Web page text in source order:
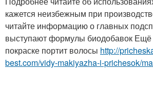
кажется неизбежным при
читайте информацию о главных
выступают формулы биодобавок Ещё
покраске портит волосы http://
best.com/vidy-makiyazha-i-prichesok/